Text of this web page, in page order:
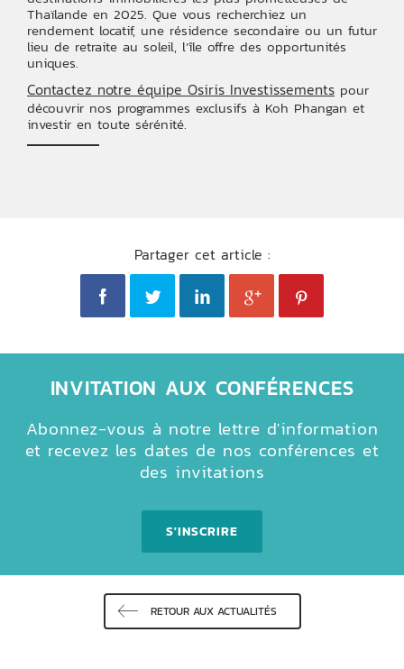
Thaïlande en 2025. Que vous recherchiez un
rendement locatif, une résidence secondaire ou un futur
lieu de retraite au soleil, l’île offre des opportunités
uniques.
Contactez notre équipe Osiris Investissements pour
découvrir nos programmes exclusifs à Koh Phangan et
investir en toute sérénité.
Partager cet article :
INVITATION AUX CONFÉRENCES
Abonnez-vous à notre lettre d'information
et recevez les dates de nos conférences et
des invitations
S'INSCRIRE
RETOUR AUX ACTUALITÉS